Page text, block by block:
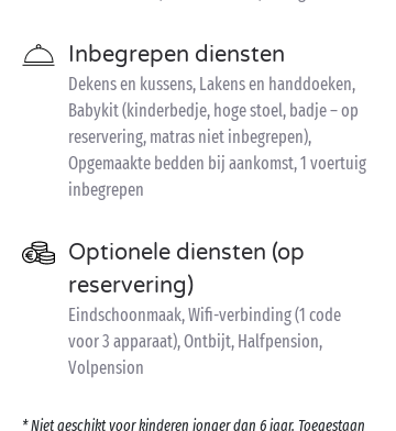
Inbegrepen diensten
Dekens en kussens, Lakens en handdoeken,
Babykit (kinderbedje, hoge stoel, badje – op
reservering, matras niet inbegrepen),
Opgemaakte bedden bij aankomst, 1 voertuig
inbegrepen
Optionele diensten (op
reservering)
Eindschoonmaak, Wifi-verbinding (1 code
voor 3 apparaat), Ontbijt, Halfpension,
Volpension
* Niet geschikt voor kinderen jonger dan 6 jaar. Toegestaan